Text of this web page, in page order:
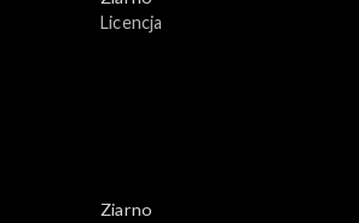
Licencja
Ziarno